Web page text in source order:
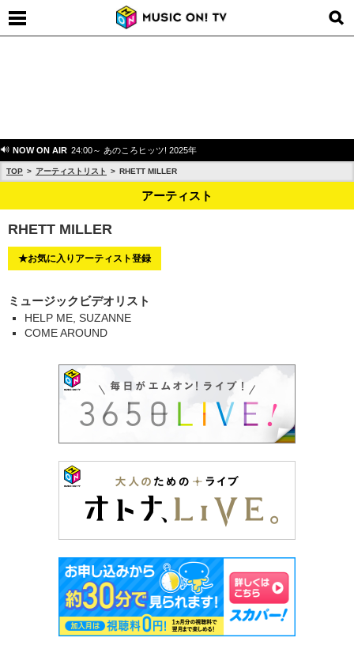
NOW ON AIR 24:00～ あのころヒッツ! 2025年
TOP アーティストリスト RHETT MILLER
アーティスト
RHETT MILLER
★お気に入りアーティスト登録
ミュージックビデオリスト
HELP ME, SUZANNE
COME AROUND